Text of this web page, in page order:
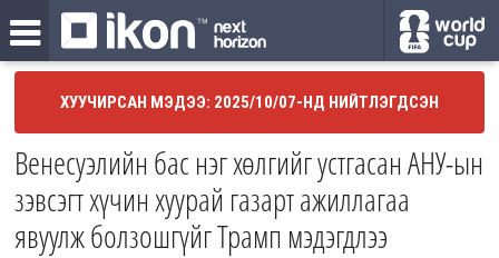
ХУУЧИРСАН МЭДЭЭ: 2025/10/07-НД НИЙТЛЭГДСЭН
Венесуэлийн бас нэг хөлгийг устгасан АНУ-ын
зэвсэгт хүчин хуурай газарт ажиллагаа
явуулж болзошгүйг Трамп мэдэгдлээ